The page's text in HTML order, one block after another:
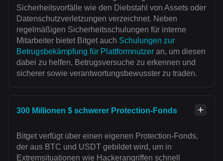
Sicherheitsvorfälle wie den Diebstahl von Assets oder
Datenschutzverletzungen verzeichnet. Neben
regelmäßigen Sicherheitsschulungen für interne
Mitarbeiter bietet Bitget auch Schulungen zur
Betrugsbekämpfung für Plattformnutzer an, um diesen
dabei zu helfen, Betrugsversuche zu erkennen und
sicherer sowie verantwortungsbewusster zu traden.
300 Millionen $ schwerer Protection-Fonds
Bitget verfügt über einen eigenen Protection-Fonds,
der aus BTC und USDT gebildet wird, um in
Extremsituationen wie Hackerangriffen schnell